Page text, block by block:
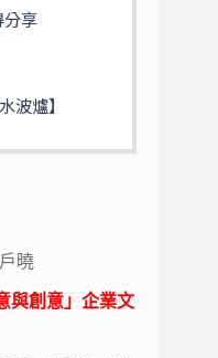
享
波爐】
曉
與創意」企業文